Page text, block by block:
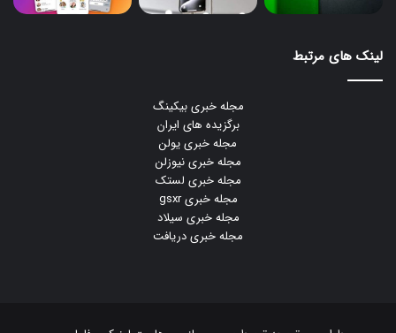
لینک های مرتبط
مجله خبری بیکینگ
برگزیده های ایران
مجله خبری یولن
مجله خبری نیوزلن
مجله خبری لستک
مجله خبری gsxr
مجله خبری سیلاد
مجله خبری دریافت